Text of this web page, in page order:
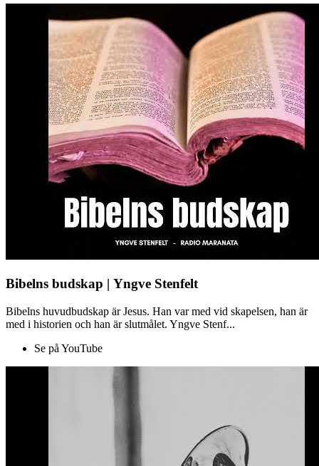
Bibelns budskap | Yngve Stenfelt
Bibelns huvudbudskap är Jesus. Han var med vid skapelsen, han är
med i historien och han är slutmålet. Yngve Stenf...
Se på YouTube